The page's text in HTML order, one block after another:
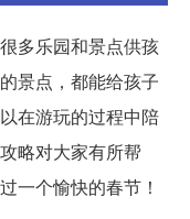
多乐园和景点供孩
景点，都能给孩子
在游玩的过程中陪
略对大家有所帮
一个愉快的春节！